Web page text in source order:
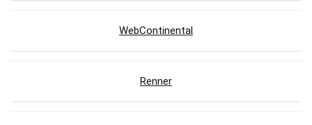
WebContinental
Renner